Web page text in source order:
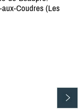
Coudres (Les